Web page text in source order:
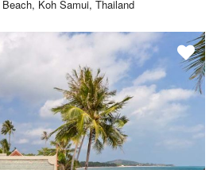
Koh Samui, Thailand